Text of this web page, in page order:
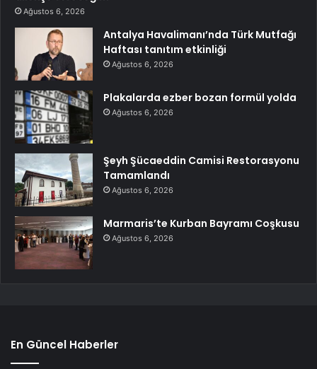
Ağustos 6, 2026
Antalya Havalimanı’nda Türk Mutfağı
Haftası tanıtım etkinliği
Ağustos 6, 2026
Plakalarda ezber bozan formül yolda
Ağustos 6, 2026
Şeyh Şücaeddin Camisi Restorasyonu
Tamamlandı
Ağustos 6, 2026
Marmaris’te Kurban Bayramı Coşkusu
Ağustos 6, 2026
En Güncel Haberler